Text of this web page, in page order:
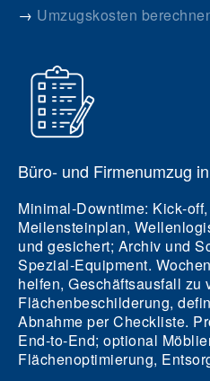
→ Umzugskosten
Büro‑ und Firmenumzug
Minimal‑Downtime:
Meilensteinplan,
und gesichert; Archiv und
Spezial‑Equipment.
helfen, Geschäftsausfall zu
Flächenbeschilderung,
Abnahme per Checkliste.
End‑to‑End; optional
Flächenoptimierung,